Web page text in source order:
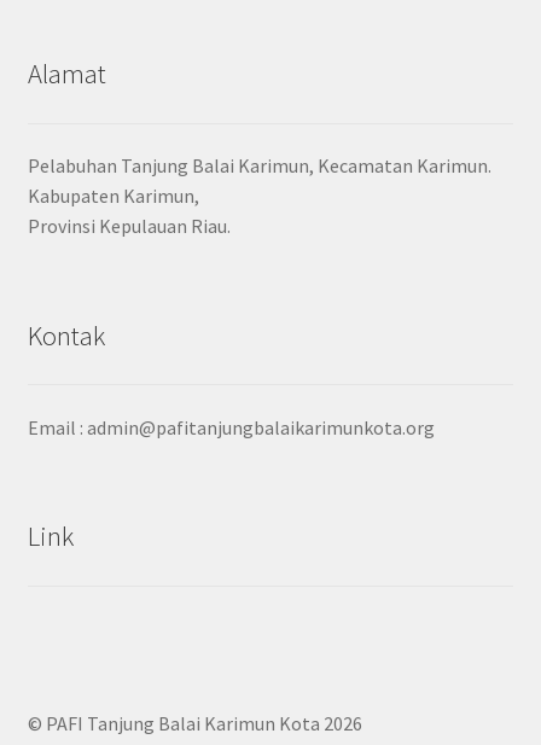
Alamat
Pelabuhan Tanjung Balai Karimun, Kecamatan Karimun.
Kabupaten Karimun,
Provinsi Kepulauan Riau.
Kontak
Email : admin@pafitanjungbalaikarimunkota.org
Link
© PAFI Tanjung Balai Karimun Kota 2026